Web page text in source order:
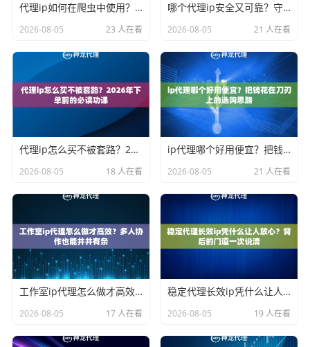
代理ip如何在爬虫中使用？这份保姆级玩法请收好
2026-08-05 23 人在看
哪个代理ip安全又可靠？守住底线的挑选逻辑在这
2026-08-05 21 人在看
代理ip怎么买不被套路？2026年下单前的必读功课
2026-08-05 18 人在看
ip代理哪个好用便宜？把钱花在刀刃上的选购思路
2026-08-05 21 人在看
工作室ip代理怎么做才高效？多人协作也能井井有条
2026-08-05 17 人在看
稳定代理长效ip凭什么让人放心？背后的门道一次说清
2026-08-05 19 人在看